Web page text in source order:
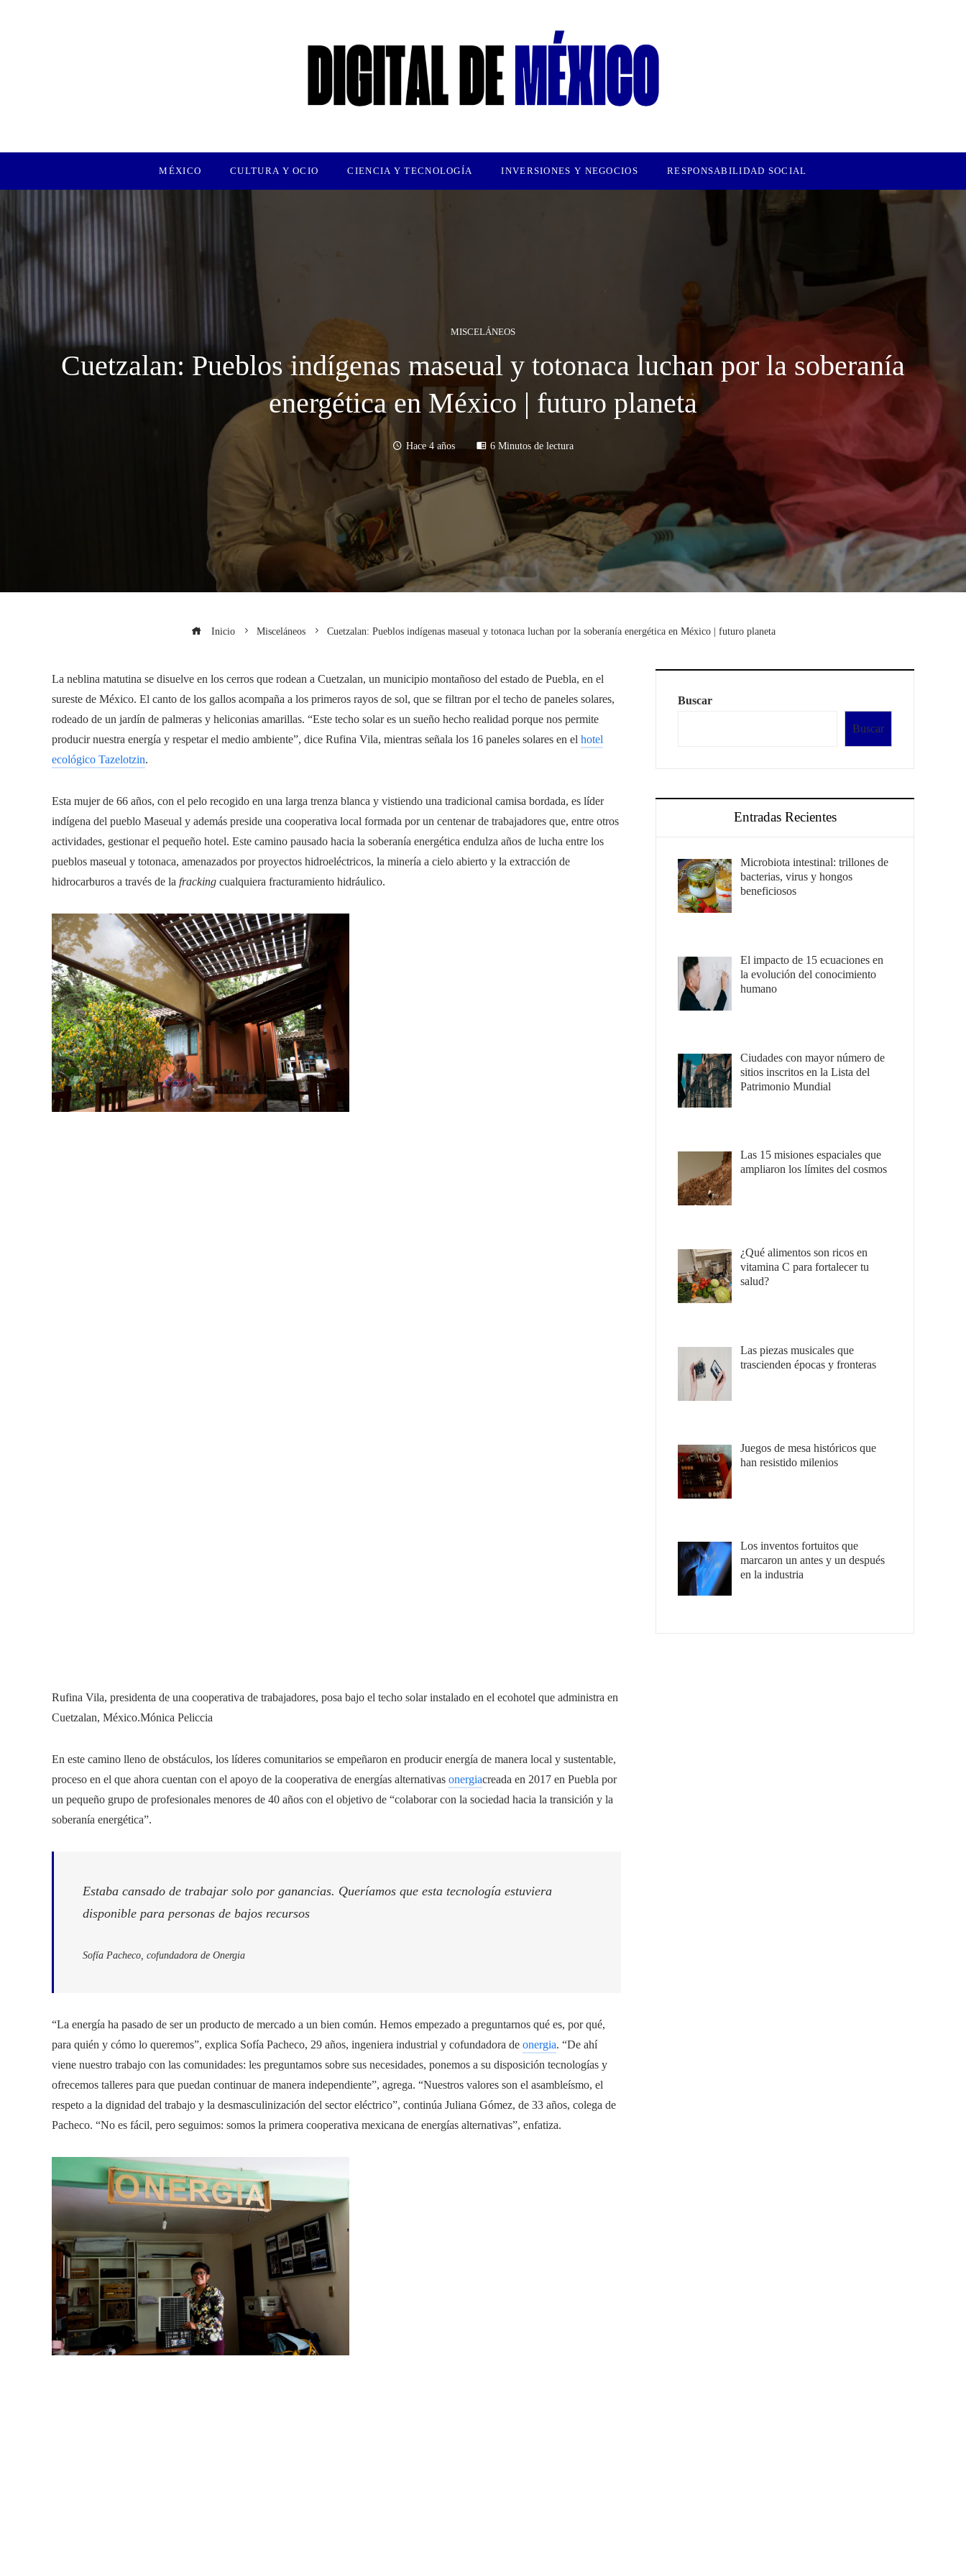
MÉXICO CULTURA Y OCIO CIENCIA Y TECNOLOGÍA INVERSIONES Y NEGOCIOS RESPONSABILIDAD SOCIAL
MISCELÁNEOS
Cuetzalan: Pueblos indígenas maseual y totonaca luchan por la soberanía
energética en México | futuro planeta
Hace 4 años 6 Minutos de lectura
Inicio Misceláneos Cuetzalan: Pueblos indígenas maseual y totonaca luchan por la soberanía energética en México | futuro planeta
La neblina matutina se disuelve en los cerros que rodean a Cuetzalan, un municipio montañoso del estado de Puebla, en el
sureste de México. El canto de los gallos acompaña a los primeros rayos de sol, que se filtran por el techo de paneles solares,
rodeado de un jardín de palmeras y heliconias amarillas. “Este techo solar es un sueño hecho realidad porque nos permite
producir nuestra energía y respetar el medio ambiente”, dice Rufina Vila, mientras señala los 16 paneles solares en el hotel
ecológico Tazelotzin.
Esta mujer de 66 años, con el pelo recogido en una larga trenza blanca y vistiendo una tradicional camisa bordada, es líder
indígena del pueblo Maseual y además preside una cooperativa local formada por un centenar de trabajadores que, entre otros
actividades, gestionar el pequeño hotel. Este camino pausado hacia la soberanía energética endulza años de lucha entre los
pueblos maseual y totonaca, amenazados por proyectos hidroeléctricos, la minería a cielo abierto y la extracción de
hidrocarburos a través de la fracking cualquiera fracturamiento hidráulico.
Rufina Vila, presidenta de una cooperativa de trabajadores, posa bajo el techo solar instalado en el ecohotel que administra en
Cuetzalan, México.Mónica Peliccia
En este camino lleno de obstáculos, los líderes comunitarios se empeñaron en producir energía de manera local y sustentable,
proceso en el que ahora cuentan con el apoyo de la cooperativa de energías alternativas onergiacreada en 2017 en Puebla por
un pequeño grupo de profesionales menores de 40 años con el objetivo de “colaborar con la sociedad hacia la transición y la
soberanía energética”.
Estaba cansado de trabajar solo por ganancias. Queríamos que esta tecnología estuviera
disponible para personas de bajos recursos
Sofía Pacheco, cofundadora de Onergia
“La energía ha pasado de ser un producto de mercado a un bien común. Hemos empezado a preguntarnos qué es, por qué,
para quién y cómo lo queremos”, explica Sofía Pacheco, 29 años, ingeniera industrial y cofundadora de onergia. “De ahí
viene nuestro trabajo con las comunidades: les preguntamos sobre sus necesidades, ponemos a su disposición tecnologías y
ofrecemos talleres para que puedan continuar de manera independiente”, agrega. “Nuestros valores son el asambleísmo, el
respeto a la dignidad del trabajo y la desmasculinización del sector eléctrico”, continúa Juliana Gómez, de 33 años, colega de
Pacheco. “No es fácil, pero seguimos: somos la primera cooperativa mexicana de energías alternativas”, enfatiza.
Buscar
Buscar
Entradas Recientes
Microbiota intestinal: trillones de
bacterias, virus y hongos
beneficiosos
El impacto de 15 ecuaciones en
la evolución del conocimiento
humano
Ciudades con mayor número de
sitios inscritos en la Lista del
Patrimonio Mundial
Las 15 misiones espaciales que
ampliaron los límites del cosmos
¿Qué alimentos son ricos en
vitamina C para fortalecer tu
salud?
Las piezas musicales que
trascienden épocas y fronteras
Juegos de mesa históricos que
han resistido milenios
Los inventos fortuitos que
marcaron un antes y un después
en la industria